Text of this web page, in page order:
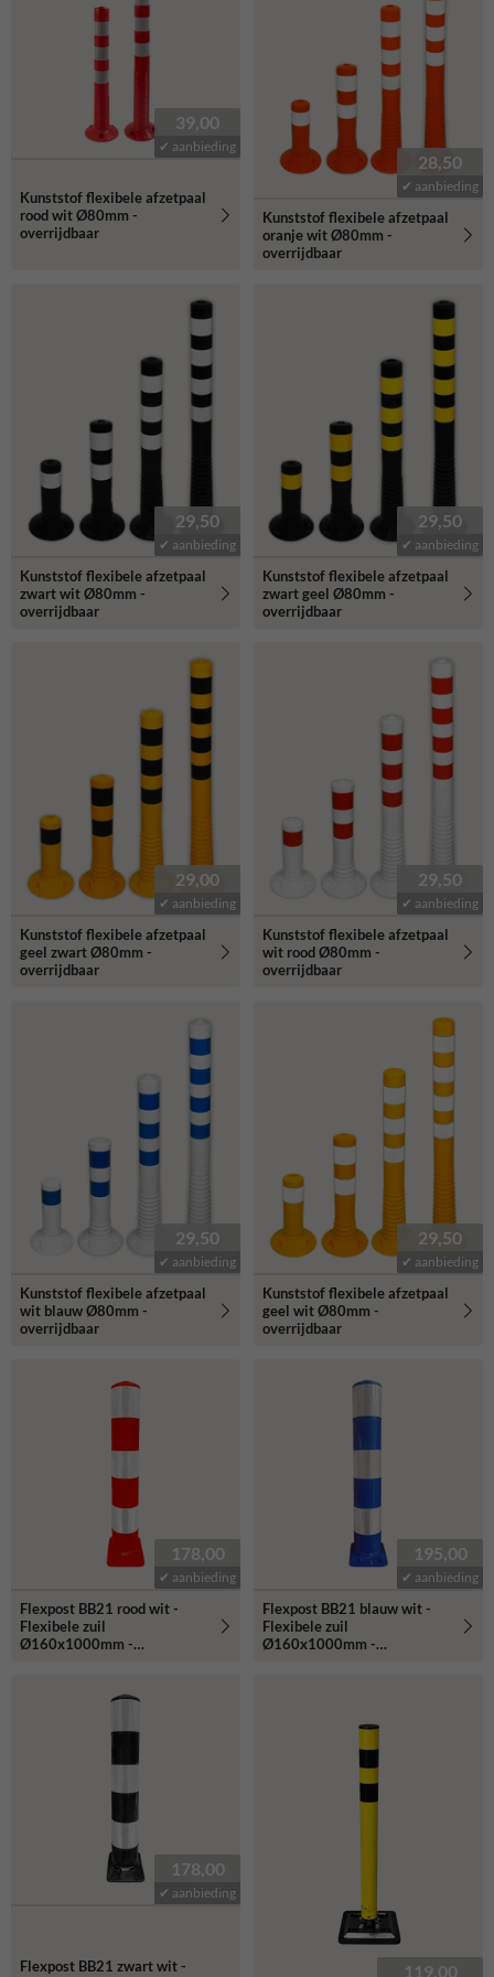
flexibele afzetpalen bieden een effectieve oplossing.
39,00
✔ aanbieding
Kunststof flexibele afzetpaal
rood wit Ø80mm -
overrijdbaar
28,50
✔ aanbieding
Kunststof flexibele afzetpaal
oranje wit Ø80mm -
overrijdbaar
29,50
✔ aanbieding
Kunststof flexibele afzetpaal
zwart wit Ø80mm -
overrijdbaar
29,50
✔ aanbieding
Kunststof flexibele afzetpaal
zwart geel Ø80mm -
overrijdbaar
29,00
✔ aanbieding
Kunststof flexibele afzetpaal
geel zwart Ø80mm -
overrijdbaar
29,50
✔ aanbieding
Kunststof flexibele afzetpaal
wit rood Ø80mm -
overrijdbaar
29,50
✔ aanbieding
Kunststof flexibele afzetpaal
wit blauw Ø80mm -
overrijdbaar
29,50
✔ aanbieding
Kunststof flexibele afzetpaal
geel wit Ø80mm -
overrijdbaar
178,00
✔ aanbieding
Flexpost BB21 rood wit -
Flexibele zuil
Ø160x1000mm -
195,00
✔ aanbieding
Flexpost BB21 blauw wit -
Flexibele zuil
Ø160x1000mm -
178,00
✔ aanbieding
Flexpost BB21 zwart wit -
119,00